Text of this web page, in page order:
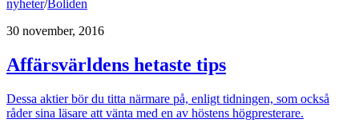
nyheter/Boliden
30 november, 2016
Affärsvärldens hetaste tips
Dessa aktier bör du titta närmare på, enligt tidningen, som också
råder sina läsare att vänta med en av höstens högpresterare.